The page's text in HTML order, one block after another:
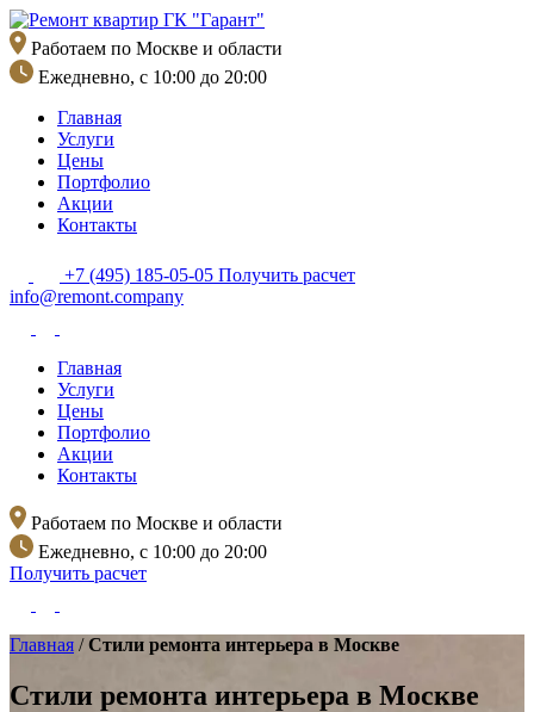
Перейти
к
содержимому
Работаем по Москве и области
Ежедневно, с 10:00 до 20:00
Главная
Услуги
Цены
Портфолио
Акции
Контакты
+7 (495) 185-05-05 Получить расчет
info@remont.company
Главная
Услуги
Цены
Портфолио
Акции
Контакты
Работаем по Москве и области
Ежедневно, с 10:00 до 20:00
Получить расчет
Главная /Стили ремонта интерьера в Москве
Стили ремонта интерьера в Москве